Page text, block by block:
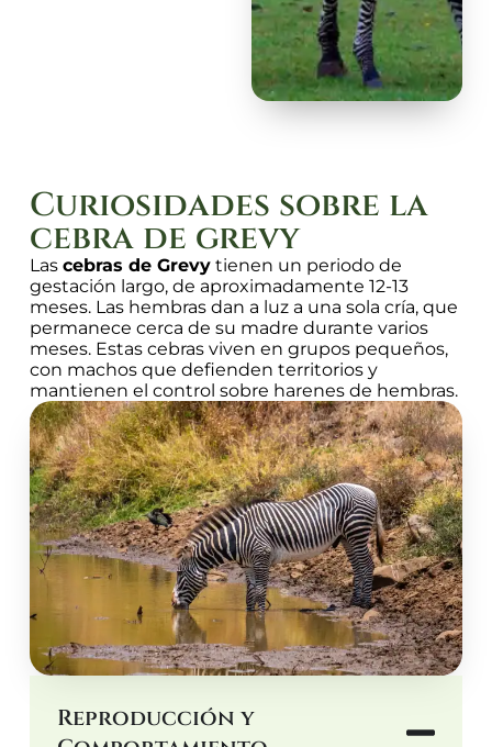
Curiosidades sobre la
cebra de grevy
Las cebras de Grevytienen un periodo de
gestación largo, de aproximadamente 12-13
meses. Las hembras dan a luz a una sola cría, que
permanece cerca de su madre durante varios
meses. Estas cebras viven en grupos pequeños,
con machos que defienden territorios y
mantienen el control sobre harenes de hembras.
Reproducción y